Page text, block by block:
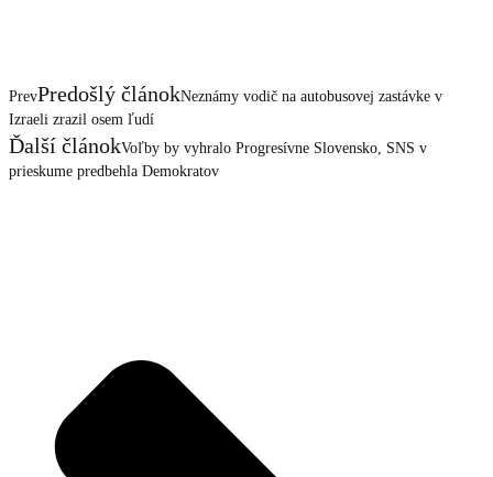
PrevPredošlý článokNeznámy vodič na autobusovej zastávke v
Izraeli zrazil osem ľudí
Ďalší článokVoľby by vyhralo Progresívne Slovensko, SNS v
prieskume predbehla Demokratov